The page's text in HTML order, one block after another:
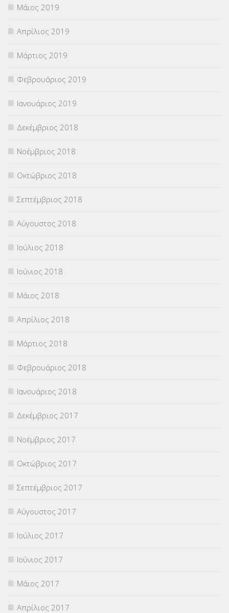
Μάιος 2019
Απρίλιος 2019
Μάρτιος 2019
Φεβρουάριος 2019
Ιανουάριος 2019
Δεκέμβριος 2018
Νοέμβριος 2018
Οκτώβριος 2018
Σεπτέμβριος 2018
Αύγουστος 2018
Ιούλιος 2018
Ιούνιος 2018
Μάιος 2018
Απρίλιος 2018
Μάρτιος 2018
Φεβρουάριος 2018
Ιανουάριος 2018
Δεκέμβριος 2017
Νοέμβριος 2017
Οκτώβριος 2017
Σεπτέμβριος 2017
Αύγουστος 2017
Ιούλιος 2017
Ιούνιος 2017
Μάιος 2017
Απρίλιος 2017